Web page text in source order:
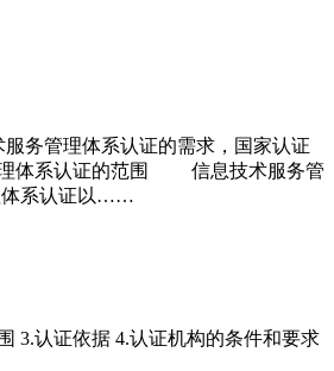
务管理体系认证的需求，国家认证
理体系认证的范围 信息技术服务管
体系认证以……
3.认证依据 4.认证机构的条件和要求